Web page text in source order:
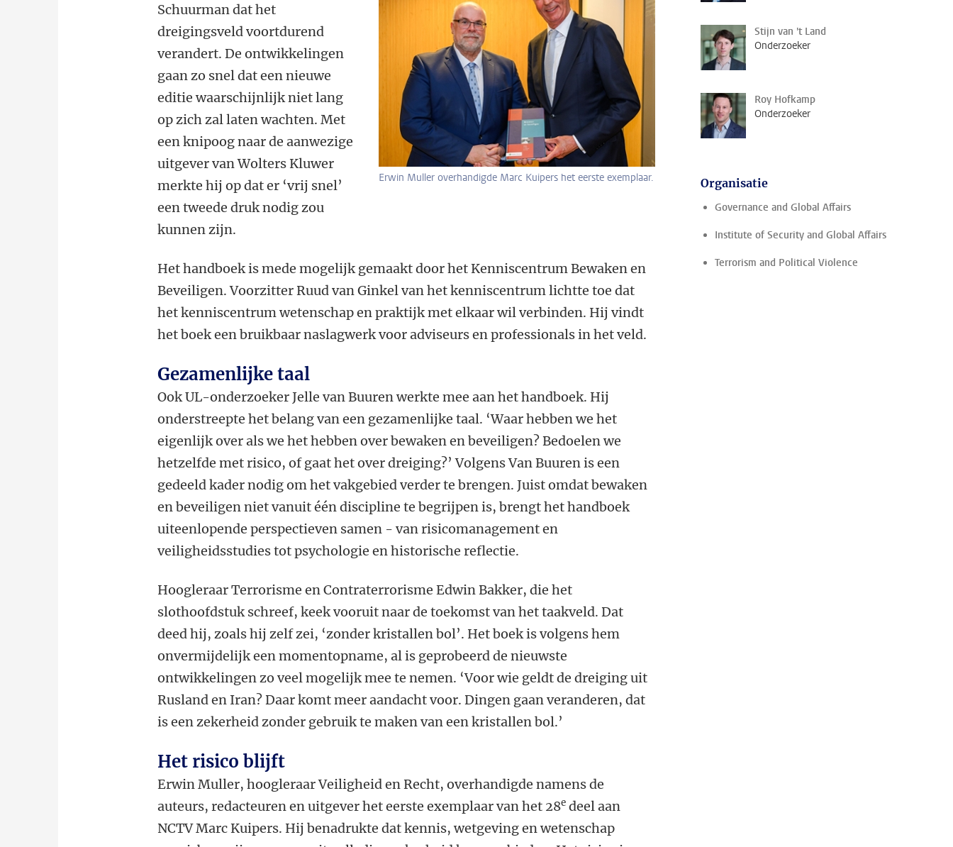
Erwin Muller overhandigde Marc Kuipers het eerste exemplaar.
Schuurman dat het
dreigingsveld voortdurend
verandert. De ontwikkelingen
gaan zo snel dat een nieuwe
editie waarschijnlijk niet lang
op zich zal laten wachten. Met
een knipoog naar de aanwezige
uitgever van Wolters Kluwer
merkte hij op dat er ‘vrij snel’
een tweede druk nodig zou
kunnen zijn.
Het handboek is mede mogelijk gemaakt door het Kenniscentrum Bewaken en
Beveiligen. Voorzitter Ruud van Ginkel van het kenniscentrum lichtte toe dat
het kenniscentrum wetenschap en praktijk met elkaar wil verbinden. Hij vindt
het boek een bruikbaar naslagwerk voor adviseurs en professionals in het veld.
Gezamenlijke taal
Ook UL-onderzoeker Jelle van Buuren werkte mee aan het handboek. Hij
onderstreepte het belang van een gezamenlijke taal. ‘Waar hebben we het
eigenlijk over als we het hebben over bewaken en beveiligen? Bedoelen we
hetzelfde met risico, of gaat het over dreiging?’ Volgens Van Buuren is een
gedeeld kader nodig om het vakgebied verder te brengen. Juist omdat bewaken
en beveiligen niet vanuit één discipline te begrijpen is, brengt het handboek
uiteenlopende perspectieven samen - van risicomanagement en
veiligheidsstudies tot psychologie en historische reflectie.
Hoogleraar Terrorisme en Contraterrorisme Edwin Bakker, die het
slothoofdstuk schreef, keek vooruit naar de toekomst van het taakveld. Dat
deed hij, zoals hij zelf zei, ‘zonder kristallen bol’. Het boek is volgens hem
onvermijdelijk een momentopname, al is geprobeerd de nieuwste
ontwikkelingen zo veel mogelijk mee te nemen. ‘Voor wie geldt de dreiging uit
Rusland en Iran? Daar komt meer aandacht voor. Dingen gaan veranderen, dat
is een zekerheid zonder gebruik te maken van een kristallen bol.’
Het risico blijft
Erwin Muller, hoogleraar Veiligheid en Recht, overhandigde namens de
auteurs, redacteuren en uitgever het eerste exemplaar van het 28e deel aan
NCTV Marc Kuipers. Hij benadrukte dat kennis, wetgeving en wetenschap
Stijn van 't Land
Onderzoeker
Roy Hofkamp
Onderzoeker
Organisatie
Governance and Global Affairs
Institute of Security and Global Affairs
Terrorism and Political Violence